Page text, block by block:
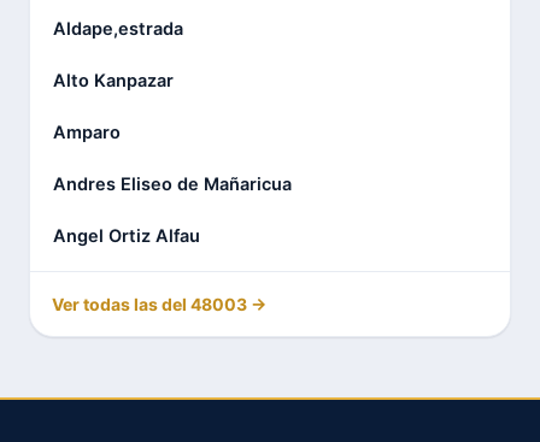
Aldape,estrada
Alto Kanpazar
Amparo
Andres Eliseo de Mañaricua
Angel Ortiz Alfau
Ver todas las del 48003 →